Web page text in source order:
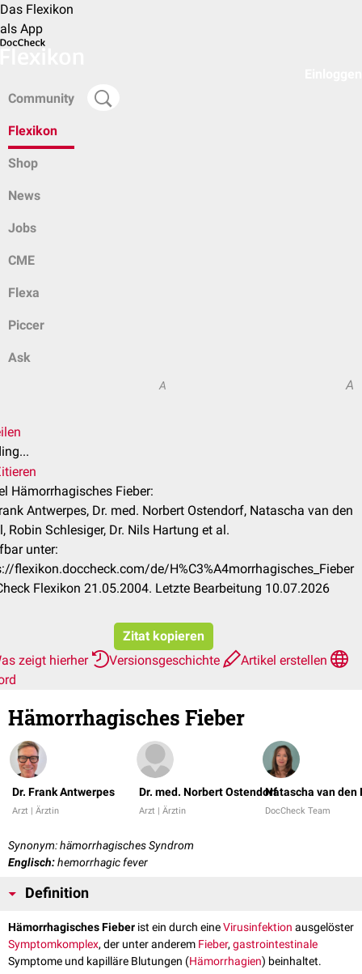
Das Flexikon
als App
Community
Flexikon
Shop
News
Jobs
CME
Flexa
Piccer
Ask
A A
Hämorrhagisches Fieber:
Antwerpes, Dr. med. Norbert Ostendorf, Natascha van den
Robin Schlesiger, Dr. Nils Hartung et al.
unter:
flexikon.doccheck.com/de/H%C3%A4morrhagisches_Fieber
Flexikon 21.05.2004. Letzte Bearbeitung 10.07.2026
Zitat kopieren
zeigt hierher
Versionsgeschichte
Artikel erstellen
Hämorrhagisches Fieber
Dr. Frank Antwerpes
Arzt | Ärztin
Dr. med. Norbert Ostendorf
Arzt | Ärztin
Natascha van den
DocCheck Team
Synonym: hämorrhagisches Syndrom
Englisch:hemorrhagic fever
Definition
Hämorrhagisches Fieber ist ein durch eineVirusinfektion ausgelöster
Symptomkomplex, der unter anderem Fieber, gastrointestinale
Symptome und kapilläre Blutungen (Hämorrhagien) beinhaltet.